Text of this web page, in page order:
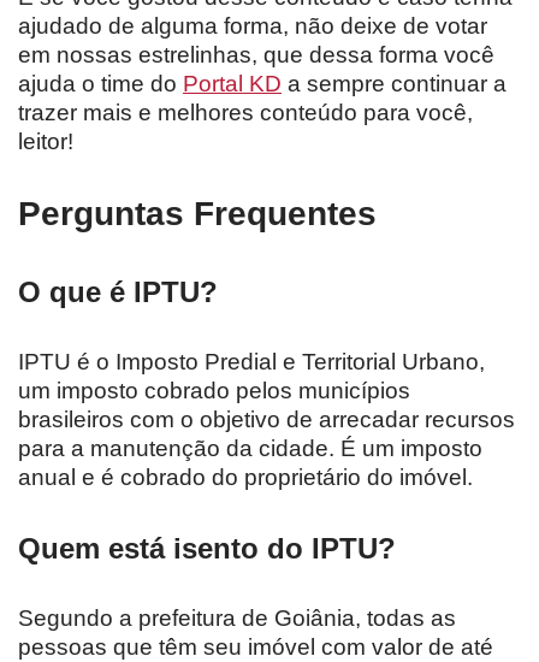
ajudado de alguma forma, não deixe de votar
em nossas estrelinhas, que dessa forma você
ajuda o time do Portal KD a sempre continuar a
trazer mais e melhores conteúdo para você,
leitor!
Perguntas Frequentes
O que é IPTU?
IPTU é o Imposto Predial e Territorial Urbano,
um imposto cobrado pelos municípios
brasileiros com o objetivo de arrecadar recursos
para a manutenção da cidade. É um imposto
anual e é cobrado do proprietário do imóvel.
Quem está isento do IPTU?
Segundo a prefeitura de Goiânia, todas as
pessoas que têm seu imóvel com valor de até